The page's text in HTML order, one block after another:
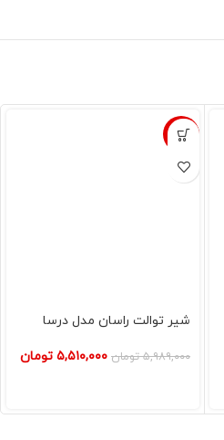
-8%
شیر توالت راسان مدل درسا
۵,۹۸۹,۰۰۰ تومان ۵,۵۱۰,۰۰۰ تومان